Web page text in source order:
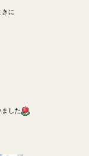
に
した